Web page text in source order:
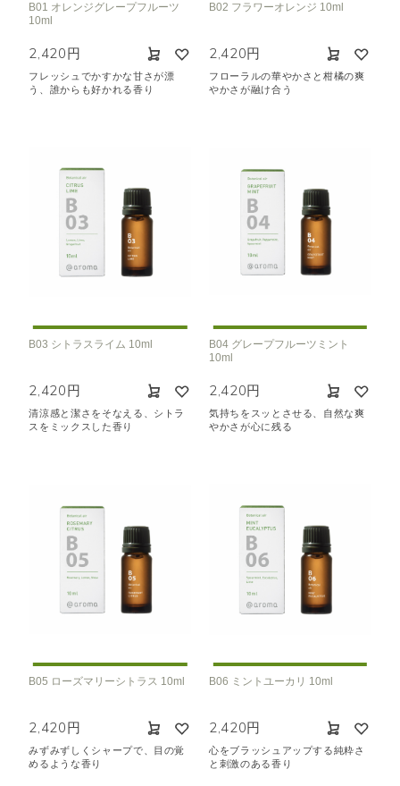
B01 オレンジグレープフルーツ
10ml
2,420円
フレッシュでかすかな甘さが漂
う、誰からも好かれる香り
B02 フラワーオレンジ 10ml
2,420円
フローラルの華やかさと柑橘の爽
やかさが融け合う
B03 シトラスライム 10ml
2,420円
清涼感と潔さをそなえる、シトラ
スをミックスした香り
B04 グレープフルーツミント
10ml
2,420円
気持ちをスッとさせる、自然な爽
やかさが心に残る
B05 ローズマリーシトラス 10ml
2,420円
みずみずしくシャープで、目の覚
めるような香り
B06 ミントユーカリ 10ml
2,420円
心をブラッシュアップする純粋さ
と刺激のある香り